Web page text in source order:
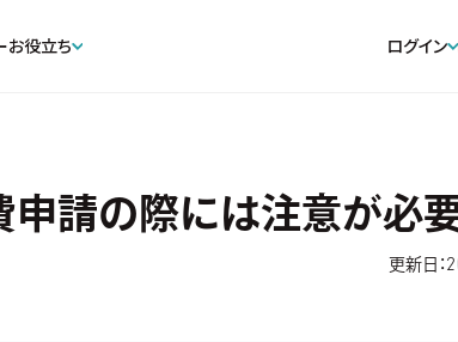
お役立ち ログイン
請の際には注意が必要
更新日：